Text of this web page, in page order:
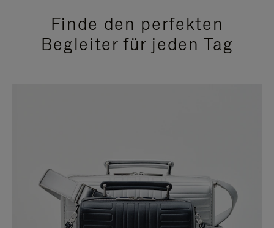
Finde den perfekten
Begleiter für jeden Tag